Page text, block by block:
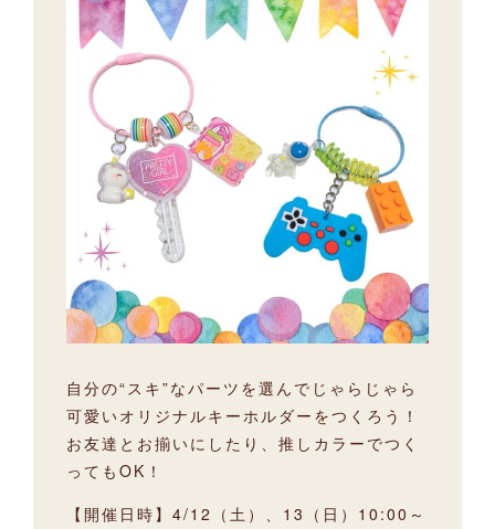
自分の“スキ”なパーツを選んでじゃらじゃら
可愛いオリジナルキーホルダーをつくろう！
お友達とお揃いにしたり、推しカラーでつく
ってもOK！
【開催日時】4/12（土）、13（日）10:00～